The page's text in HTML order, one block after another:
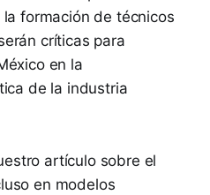
formación de técnicos
críticas para
en la
de la industria
artículo sobre el
en modelos